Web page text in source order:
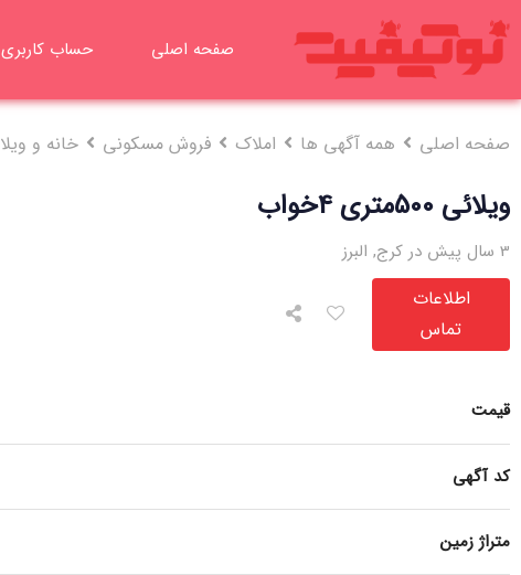
پرش
صفحه اصلی حساب کاربری
صفحه اصلی همه آگهی ها املاک فروش مسکونی خانه و ویلا
ویلائی 500متری 4خواب
3 سال پیش در کرج , البرز
اطلاعات
تماس
قیمت
کد آگهی
متراژ زمین